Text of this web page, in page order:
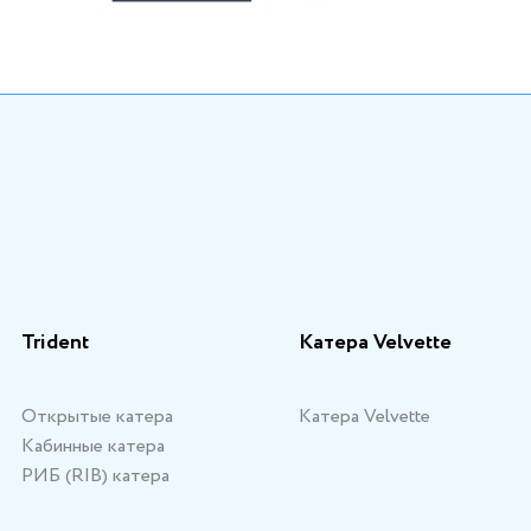
Trident
Открытые катера
Кабинные катера
РИБ (RIB) катера
Катера Velvette
Катера Velvette